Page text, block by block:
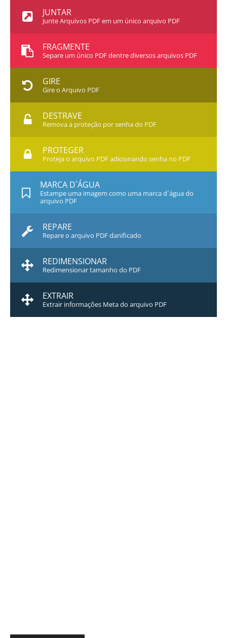
JUNTAR
Junte Arquivos PDF em um único arquivo PDF
FRAGMENTE
Separe um único PDF dentre diversos arquivos PDF
GIRE
Gire o Arquivo PDF
DESTRAVE
Remova a proteção por senha do PDF
PROTEGER
Proteja o arquivo PDF adicionando senha no PDF
MARCA D`ÁGUA
Estampe uma imagem como uma marca d`água do
arquivo PDF
REPARE
Repare o arquivo PDF danificado
REDIMENSIONAR
Redimensionar tamanho do PDF
EXTRAIR
Extrair informações Meta do arquivo PDF